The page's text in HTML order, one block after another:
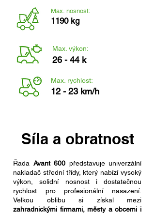
Max. nosnost:
1190 kg
Max. výkon:
26 - 44 k
Max. rychlost:
12 - 23 km/h
Síla a obratnost
Řada Avant 600 představuje univerzální
nakladač střední třídy, který nabízí vysoký
výkon, solidní nosnost i dostatečnou
rychlost pro profesionální nasazení.
Velkou oblibu si získal mezi
zahradnickými firmami, městy a obcemi i